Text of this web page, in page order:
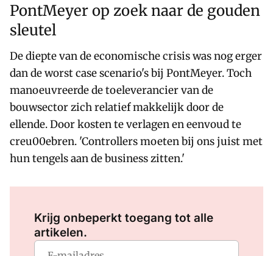
PontMeyer op zoek naar de gouden
sleutel
De diepte van de economische crisis was nog erger
dan de worst case scenario's bij PontMeyer. Toch
manoeuvreerde de toeleverancier van de
bouwsector zich relatief makkelijk door de
ellende. Door kosten te verlagen en eenvoud te
creu00ebren. 'Controllers moeten bij ons juist met
hun tengels aan de business zitten.'
Krijg onbeperkt toegang tot alle
artikelen.